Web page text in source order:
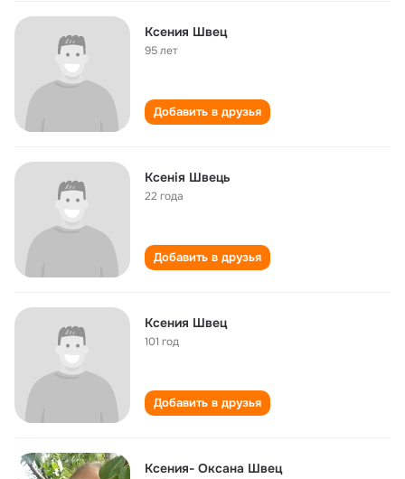
Ксения Швец
95 лет
Добавить в друзья
Ксенія Швець
22 года
Добавить в друзья
Ксения Швец
101 год
Добавить в друзья
Ксения- Оксана Швец